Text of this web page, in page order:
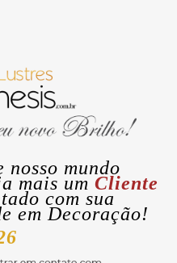
nosso mundo
mais um Cliente
com sua
em Decoração!